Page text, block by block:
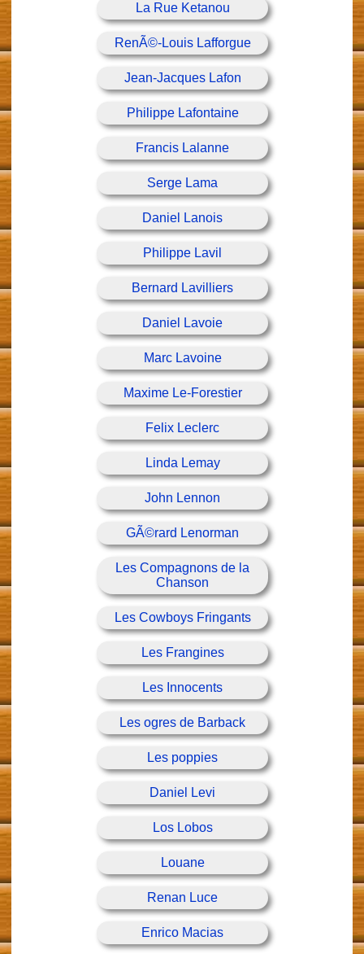
La Rue Ketanou
RenÃ©-Louis Lafforgue
Jean-Jacques Lafon
Philippe Lafontaine
Francis Lalanne
Serge Lama
Daniel Lanois
Philippe Lavil
Bernard Lavilliers
Daniel Lavoie
Marc Lavoine
Maxime Le-Forestier
Felix Leclerc
Linda Lemay
John Lennon
GÃ©rard Lenorman
Les Compagnons de la
Chanson
Les Cowboys Fringants
Les Frangines
Les Innocents
Les ogres de Barback
Les poppies
Daniel Levi
Los Lobos
Louane
Renan Luce
Enrico Macias